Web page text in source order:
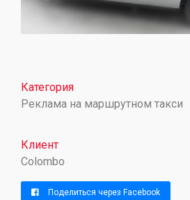
Категория
Реклама на маршрутном такси
Клиент
Colombo
Поделиться через Facebook